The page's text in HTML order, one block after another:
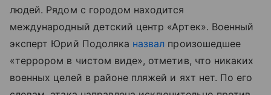
людей. Рядом с городом находится
международный детский центр «Артек». Военный
эксперт Юрий Подоляка назвал произошедшее
«террором в чистом виде», отметив, что никаких
военных целей в районе пляжей и яхт нет. По его